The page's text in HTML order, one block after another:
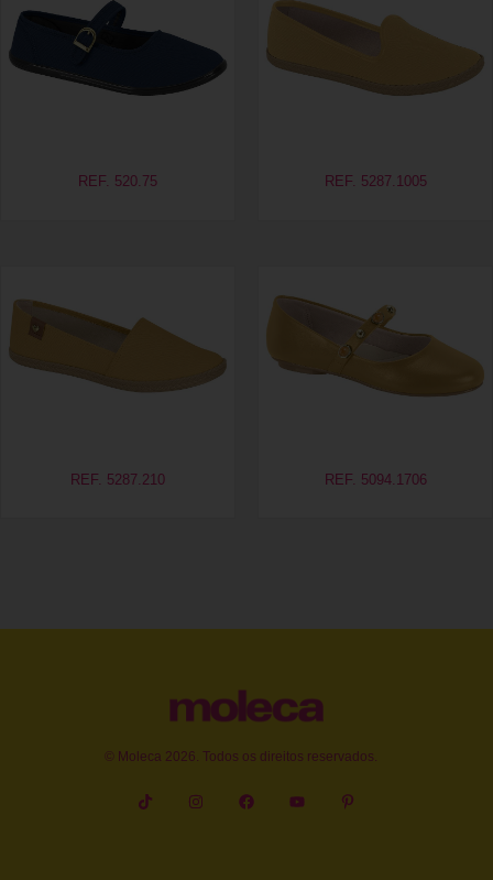
REF. 520.75 REF. 5287.1005
REF. 5287.210 REF. 5094.1706
© Moleca 2026. Todos os direitos reservados.